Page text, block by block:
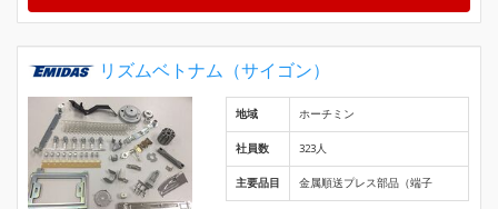
リズムベトナム（サイゴン）
地域 ホーチミン
社員数 323人
主要品目 金属順送プレス部品（端子